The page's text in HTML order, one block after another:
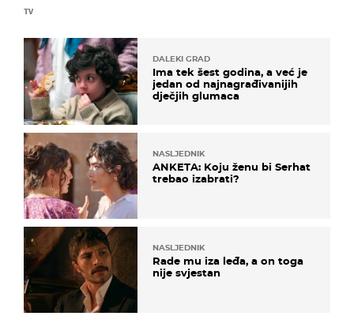
TV
DALEKI GRAD
Ima tek šest godina, a već je
jedan od najnagrađivanijih
dječjih glumaca
NASLJEDNIK
ANKETA: Koju ženu bi Serhat
trebao izabrati?
NASLJEDNIK
Rade mu iza leđa, a on toga
nije svjestan